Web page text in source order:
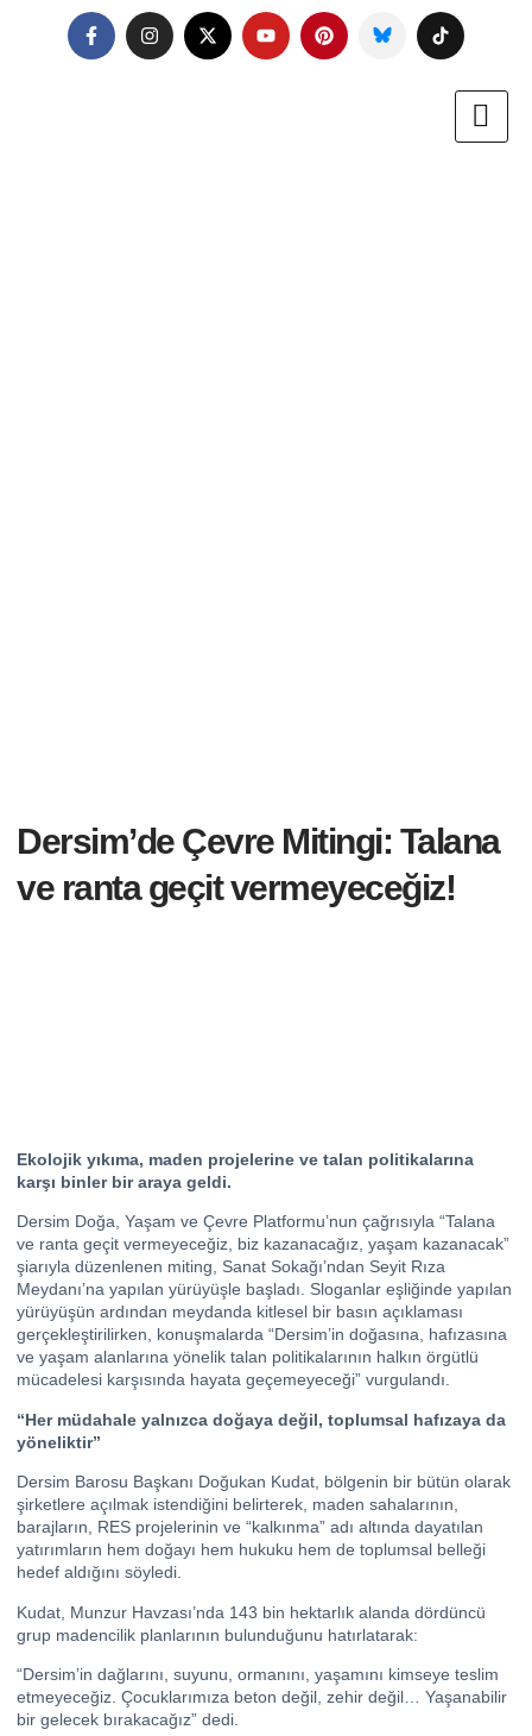
Dersim’de Çevre Mitingi: Talana
ve ranta geçit vermeyeceğiz!
Ekolojik yıkıma, maden projelerine ve talan politikalarına
karşı binler bir araya geldi.
Dersim Doğa, Yaşam ve Çevre Platformu’nun çağrısıyla “Talana
ve ranta geçit vermeyeceğiz, biz kazanacağız, yaşam kazanacak”
şiarıyla düzenlenen miting, Sanat Sokağı’ndan Seyit Rıza
Meydanı’na yapılan yürüyüşle başladı. Sloganlar eşliğinde yapılan
yürüyüşün ardından meydanda kitlesel bir basın açıklaması
gerçekleştirilirken, konuşmalarda “Dersim’in doğasına, hafızasına
ve yaşam alanlarına yönelik talan politikalarının halkın örgütlü
mücadelesi karşısında hayata geçemeyeceği” vurgulandı.
“Her müdahale yalnızca doğaya değil, toplumsal hafızaya da
yöneliktir”
Dersim Barosu Başkanı Doğukan Kudat, bölgenin bir bütün olarak
şirketlere açılmak istendiğini belirterek, maden sahalarının,
barajların, RES projelerinin ve “kalkınma” adı altında dayatılan
yatırımların hem doğayı hem hukuku hem de toplumsal belleği
hedef aldığını söyledi.
Kudat, Munzur Havzası’nda 143 bin hektarlık alanda dördüncü
grup madencilik planlarının bulunduğunu hatırlatarak:
“Dersim’in dağlarını, suyunu, ormanını, yaşamını kimseye teslim
etmeyeceğiz. Çocuklarımıza beton değil, zehir değil… Yaşanabilir
bir gelecek bırakacağız” dedi.